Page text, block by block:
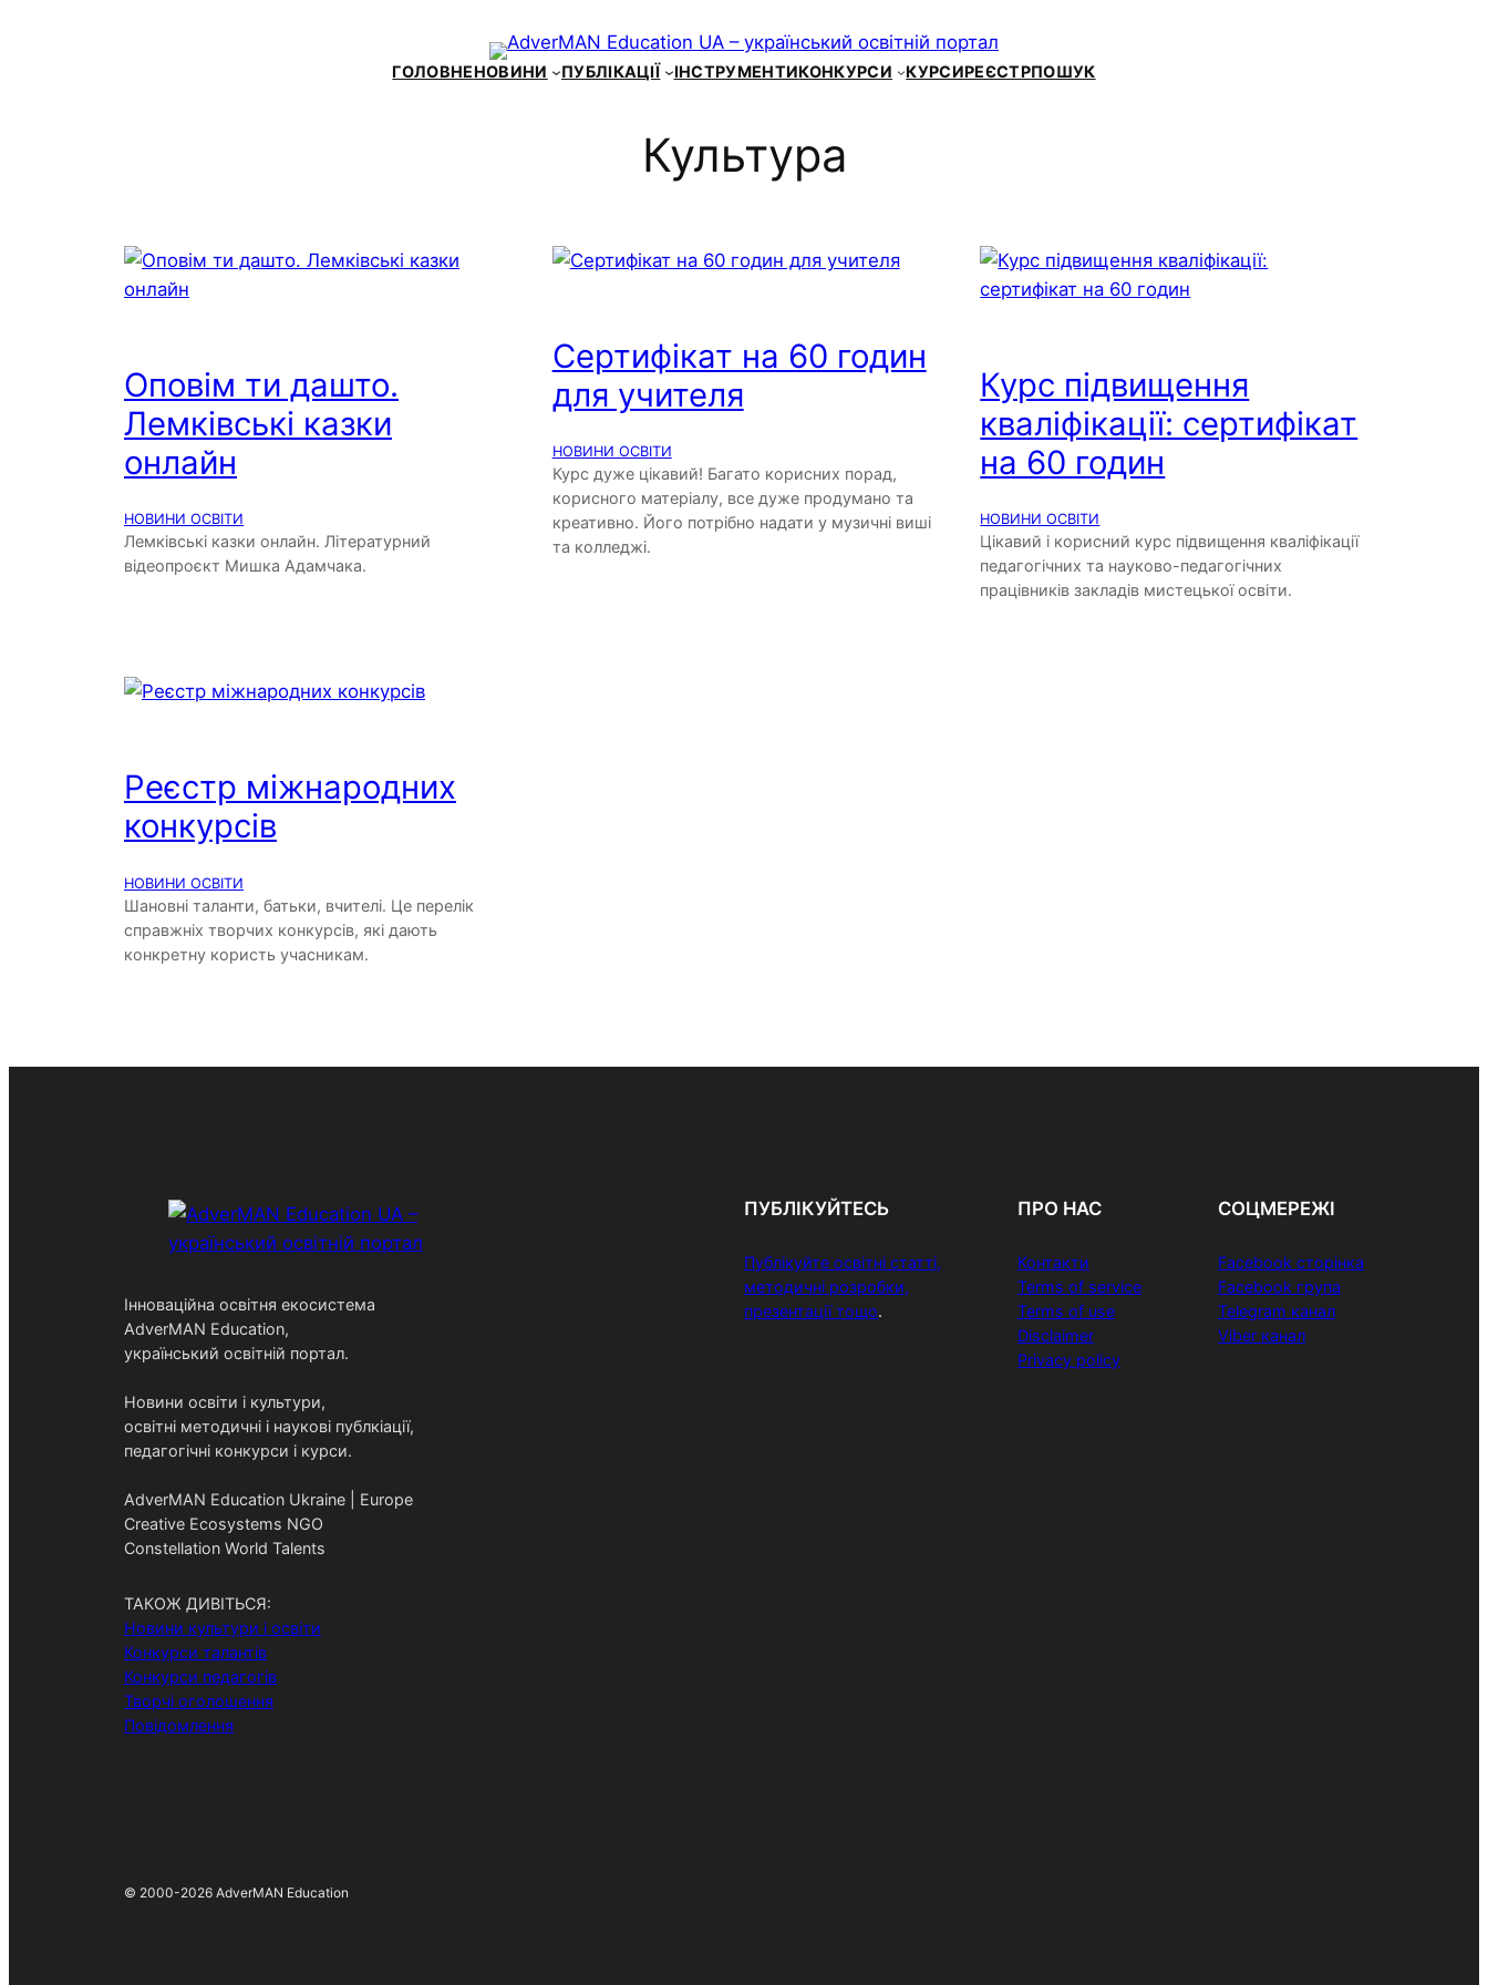
ГОЛОВНЕНОВИНИ ПУБЛІКАЦІЇ ІНСТРУМЕНТИКОНКУРСИ КУРСИРЕЄСТРПОШУК
Культура
Оповім ти дашто.
Лемківські казки
онлайн
НОВИНИ ОСВІТИ
Лемківські казки онлайн. Літературний
відеопроєкт Мишка Адамчака.
Сертифікат на 60 годин
для учителя
НОВИНИ ОСВІТИ
Курс дуже цікавий! Багато корисних порад,
корисного матеріалу, все дуже продумано та
креативно. Його потрібно надати у музичні виші
та колледжі.
Курс підвищення
кваліфікації: сертифікат
на 60 годин
НОВИНИ ОСВІТИ
Цікавий і корисний курс підвищення кваліфікації
педагогічних та науково-педагогічних
працівників закладів мистецької освіти.
Реєстр міжнародних
конкурсів
НОВИНИ ОСВІТИ
Шановні таланти, батьки, вчителі. Це перелік
справжніх творчих конкурсів, які дають
конкретну користь учасникам.
Інноваційна освітня екосистема
AdverMAN Education,
український освітній портал.
Новини освіти і культури,
освітні методичні і наукові публкіації,
педагогічні конкурси і курси.
AdverMAN Education Ukraine | Europe
Creative Ecosystems NGO
Constellation World Talents
ТАКОЖ ДИВІТЬСЯ:
Новини культури і освіти
Конкурси талантів
Конкурси педагогів
Творчі оголошення
Повідомлення
ПУБЛІКУЙТЕСЬ
Публікуйте освітні статті,
методичні розробки,
презентації тощо.
ПРО НАС
Контакти
Terms of service
Terms of use
Disclaimer
Privacy policy
СОЦМЕРЕЖІ
Facebook сторінка
Facebook група
Telegram канал
Viber канал
© 2000-2026 AdverMAN Education